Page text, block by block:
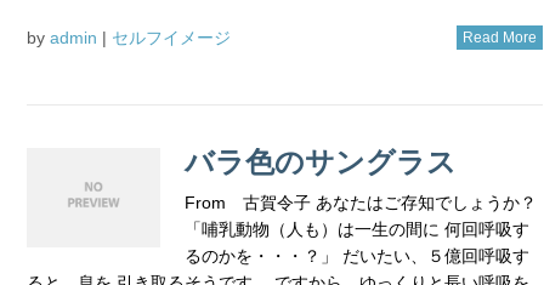
by admin | セルフイメージ Read More
バラ色のサングラス
From 古賀令子 あなたはご存知でしょうか？
「哺乳動物（人も）は一生の間に 何回呼吸す
るのかを・・・？」 だいたい、５億回呼吸す